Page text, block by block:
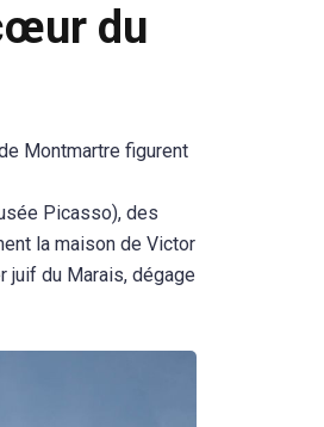
du
Montmartre figurent
Picasso), des
la maison de Victor
juif du Marais, dégage